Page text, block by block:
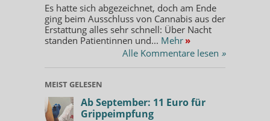
Es hatte sich abgezeichnet, doch am Ende
ging beim Ausschluss von Cannabis aus der
Erstattung alles sehr schnell: Über Nacht
standen Patientinnen und... Mehr »
Alle Kommentare lesen »
MEIST GELESEN
Ab September: 11 Euro für
Grippeimpfung